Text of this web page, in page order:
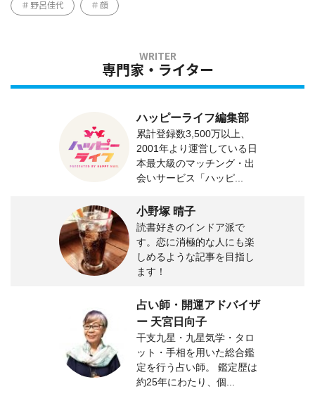
野呂佳代 顔
専門家・ライター
ハッピーライフ編集部
累計登録数3,500万以上、
2001年より運営している日
本最大級のマッチング・出
会いサービス「ハッピ...
小野塚 晴子
読書好きのインドア派で
す。恋に消極的な人にも楽
しめるような記事を目指し
ます！
占い師・開運アドバイザ
ー 天宮日向子
干支九星・九星気学・タロ
ット・手相を用いた総合鑑
定を行う占い師。 鑑定歴は
約25年にわたり、個...